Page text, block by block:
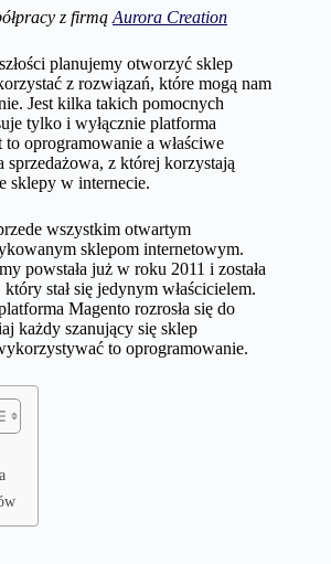
z firmą Aurora Creation
planujemy otworzyć sklep
z rozwiązań, które mogą nam
Jest kilka takich pomocnych
tylko i wyłącznie platforma
oprogramowanie a właściwe
sprzedażowa, z której korzystają
sklepy w internecie.
wszystkim otwartym
sklepom internetowym.
powstała już w roku 2011 i została
stał się jedynym właścicielem.
Magento rozrosła się do
każdy szanujący się sklep
to oprogramowanie.